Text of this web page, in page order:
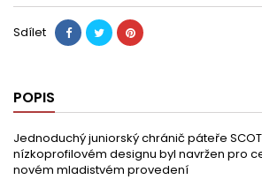
Sdílet
POPIS
Jednoduchý juniorský chránič páteře
nízkoprofilovém designu byl navržen pro
novém mladistvém provedení